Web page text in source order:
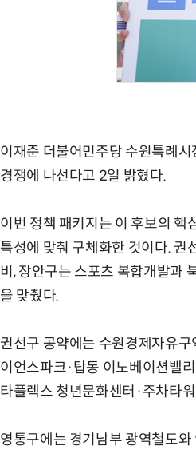
이재준 더불어민주당 수원특례
경쟁에 나선다고 2일 밝혔다.
이번 정책 패키지는 이 후보의 핵
특성에 맞춰 구체화한 것이다. 권
비, 장안구는 스포츠 복합개발과
을 맞췄다.
권선구 공약에는 수원경제자유
이언스파크·탑동 이노베이션밸
타플렉스 청년문화센터·주차타
영통구에는 경기남부 광역철도